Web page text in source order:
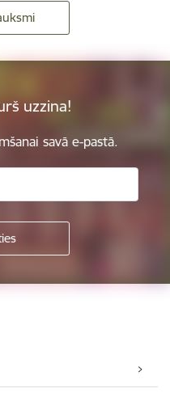
uzzina!
savā e-pastā.